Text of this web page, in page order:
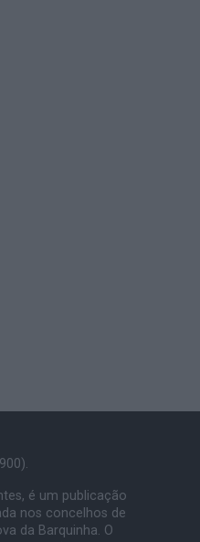
é um publicação
nos concelhos de
da Barquinha. O